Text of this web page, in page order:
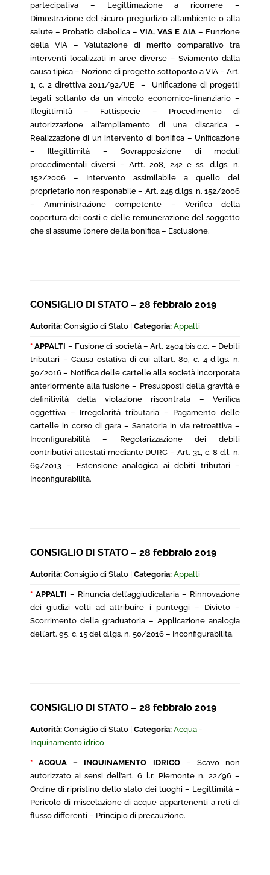
partecipativa – Legittimazione a ricorrere –
Dimostrazione del sicuro pregiudizio all’ambiente o alla
salute – Probatio diabolica – VIA, VAS E AIA– Funzione
della VIA – Valutazione di merito comparativo tra
interventi localizzati in aree diverse – Sviamento dalla
causa tipica – Nozione di progetto sottoposto a VIA – Art.
1, c. 2 direttiva 2011/92/UE – Unificazione di progetti
legati soltanto da un vincolo economico-finanziario –
Illegittimità – Fattispecie – Procedimento di
autorizzazione all’ampliamento di una discarica –
Realizzazione di un intervento di bonifica – Unificazione
– Illegittimità – Sovrapposizione di moduli
procedimentali diversi – Artt. 208, 242 e ss. d.lgs. n.
152/2006 – Intervento assimilabile a quello del
proprietario non responabile – Art. 245 d.lgs. n. 152/2006
– Amministrazione competente – Verifica della
copertura dei costi e delle remunerazione del soggetto
che si assume l’onere della bonifica – Esclusione.
CONSIGLIO DI STATO – 28 febbraio 2019
Autorità: Consiglio di Stato | Categoria: Appalti
*APPALTI – Fusione di società – Art. 2504 bis c.c. – Debiti
tributari – Causa ostativa di cui all’art. 80, c. 4 d.lgs. n.
50/2016 – Notifica delle cartelle alla società incorporata
anteriormente alla fusione – Presupposti della gravità e
definitività della violazione riscontrata – Verifica
oggettiva – Irregolarità tributaria – Pagamento delle
cartelle in corso di gara – Sanatoria in via retroattiva –
Inconfigurabilità – Regolarizzazione dei debiti
contributivi attestati mediante DURC – Art. 31, c. 8 d.l. n.
69/2013 – Estensione analogica ai debiti tributari –
Inconfigurabilità.
CONSIGLIO DI STATO – 28 febbraio 2019
Autorità: Consiglio di Stato | Categoria: Appalti
* APPALTI – Rinuncia dell’aggiudicataria – Rinnovazione
dei giudizi volti ad attribuire i punteggi – Divieto –
Scorrimento della graduatoria – Applicazione analogia
dell’art. 95, c. 15 del d.lgs. n. 50/2016 – Inconfigurabilità.
CONSIGLIO DI STATO – 28 febbraio 2019
Autorità: Consiglio di Stato | Categoria: Acqua -
Inquinamento idrico
*ACQUA – INQUINAMENTO IDRICO – Scavo non
autorizzato ai sensi dell’art. 6 l.r. Piemonte n. 22/96 –
Ordine di ripristino dello stato dei luoghi – Legittimità –
Pericolo di miscelazione di acque appartenenti a reti di
flusso differenti – Principio di precauzione.